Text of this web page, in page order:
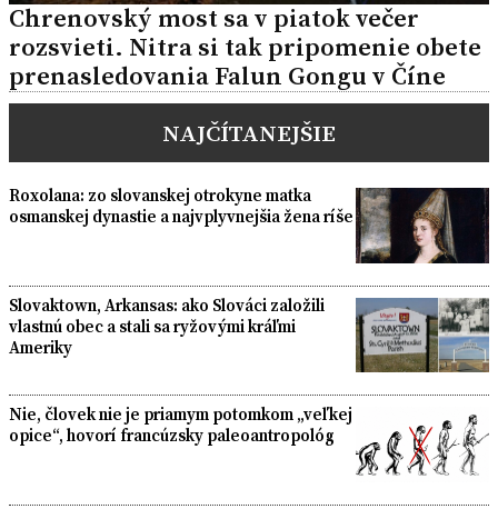
Chrenovský most sa v piatok večer
rozsvieti. Nitra si tak pripomenie obete
prenasledovania Falun Gongu v Číne
NAJČÍTANEJŠIE
Roxolana: zo slovanskej otrokyne matka
osmanskej dynastie a najvplyvnejšia žena ríše
Slovaktown, Arkansas: ako Slováci založili
vlastnú obec a stali sa ryžovými kráľmi
Ameriky
Nie, človek nie je priamym potomkom „veľkej
opice“, hovorí francúzsky paleoantropológ